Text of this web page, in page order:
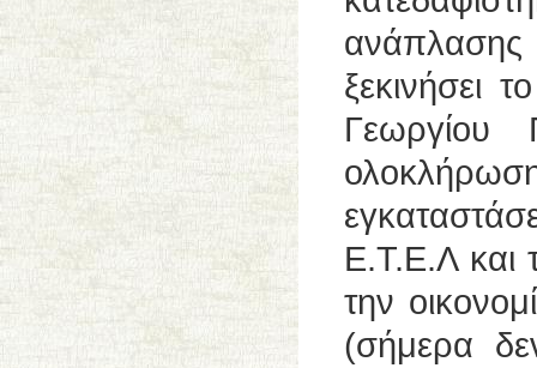
ανάπλασης
ξεκινήσει
Γεωργίου
Ε.Τ.Ε.Λ και
την
(σήμερα